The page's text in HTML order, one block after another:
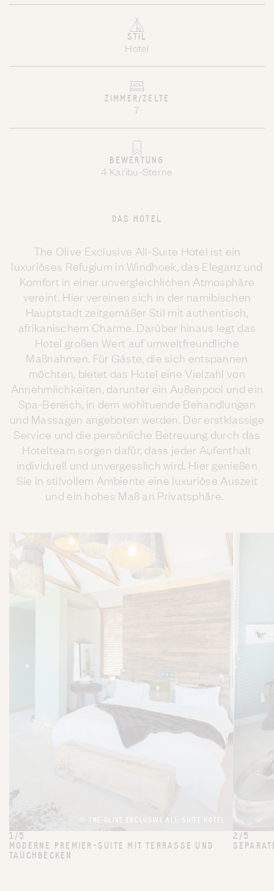
STIL
Hotel
ZIMMER/ZELTE
7
BEWERTUNG
4 Karibu-Sterne
DAS HOTEL
The Olive Exclusive All-Suite Hotel ist ein
luxuriöses Refugium in Windhoek, das Eleganz und
Komfort in einer unvergleichlichen Atmosphäre
vereint. Hier vereinen sich in der namibischen
Hauptstadt zeitgemäßer Stil mit authentisch,
afrikanischem Charme. Darüber hinaus legt das
Hotel großen Wert auf umweltfreundliche
Maßnahmen. Für Gäste, die sich entspannen
möchten, bietet das Hotel eine Vielzahl von
Annehmlichkeiten, darunter ein Außenpool und ein
Spa-Bereich, in dem wohltuende Behandlungen
und Massagen angeboten werden. Der erstklassige
Service und die persönliche Betreuung durch das
Hotelteam sorgen dafür, dass jeder Aufenthalt
individuell und unvergesslich wird. Hier genießen
Sie in stilvollem Ambiente eine luxuriöse Auszeit
und ein hohes Maß an Privatsphäre.
© THE OLIVE EXCLUSIVE ALL-SUITE HOTEL
1/5
MODERNE PREMIER-SUITE MIT TERRASSE UND
TAUCHBECKEN
2/5